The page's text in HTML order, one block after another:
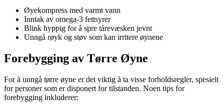
Øyekompress med varmt vann
Inntak av omega-3 fettsyrer
Blink hyppig for å spre tårevæsken jevnt
Unngå røyk og støv som kan irritere øynene
Forebygging av Tørre Øyne
For å unngå tørre øyne er det viktig å ta visse forholdsregler, spesielt
for personer som er disponert for tilstanden. Noen tips for
forebygging inkluderer: